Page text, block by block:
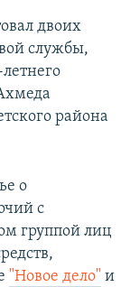
двоих
службы,
района
о
с
группой лиц
"Новое дело" и